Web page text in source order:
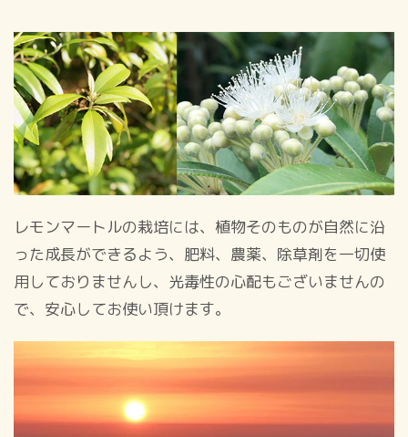
レモンマートルの栽培には、植物そのものが自然に沿
った成長ができるよう、肥料、農薬、除草剤を一切使
用しておりませんし、光毒性の心配もございませんの
で、安心してお使い頂けます。